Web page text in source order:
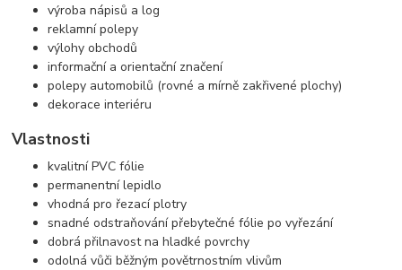
výroba nápisů a log
reklamní polepy
výlohy obchodů
informační a orientační značení
polepy automobilů (rovné a mírně zakřivené plochy)
dekorace interiéru
Vlastnosti
kvalitní PVC fólie
permanentní lepidlo
vhodná pro řezací plotry
snadné odstraňování přebytečné fólie po vyřezání
dobrá přilnavost na hladké povrchy
odolná vůči běžným povětrnostním vlivům